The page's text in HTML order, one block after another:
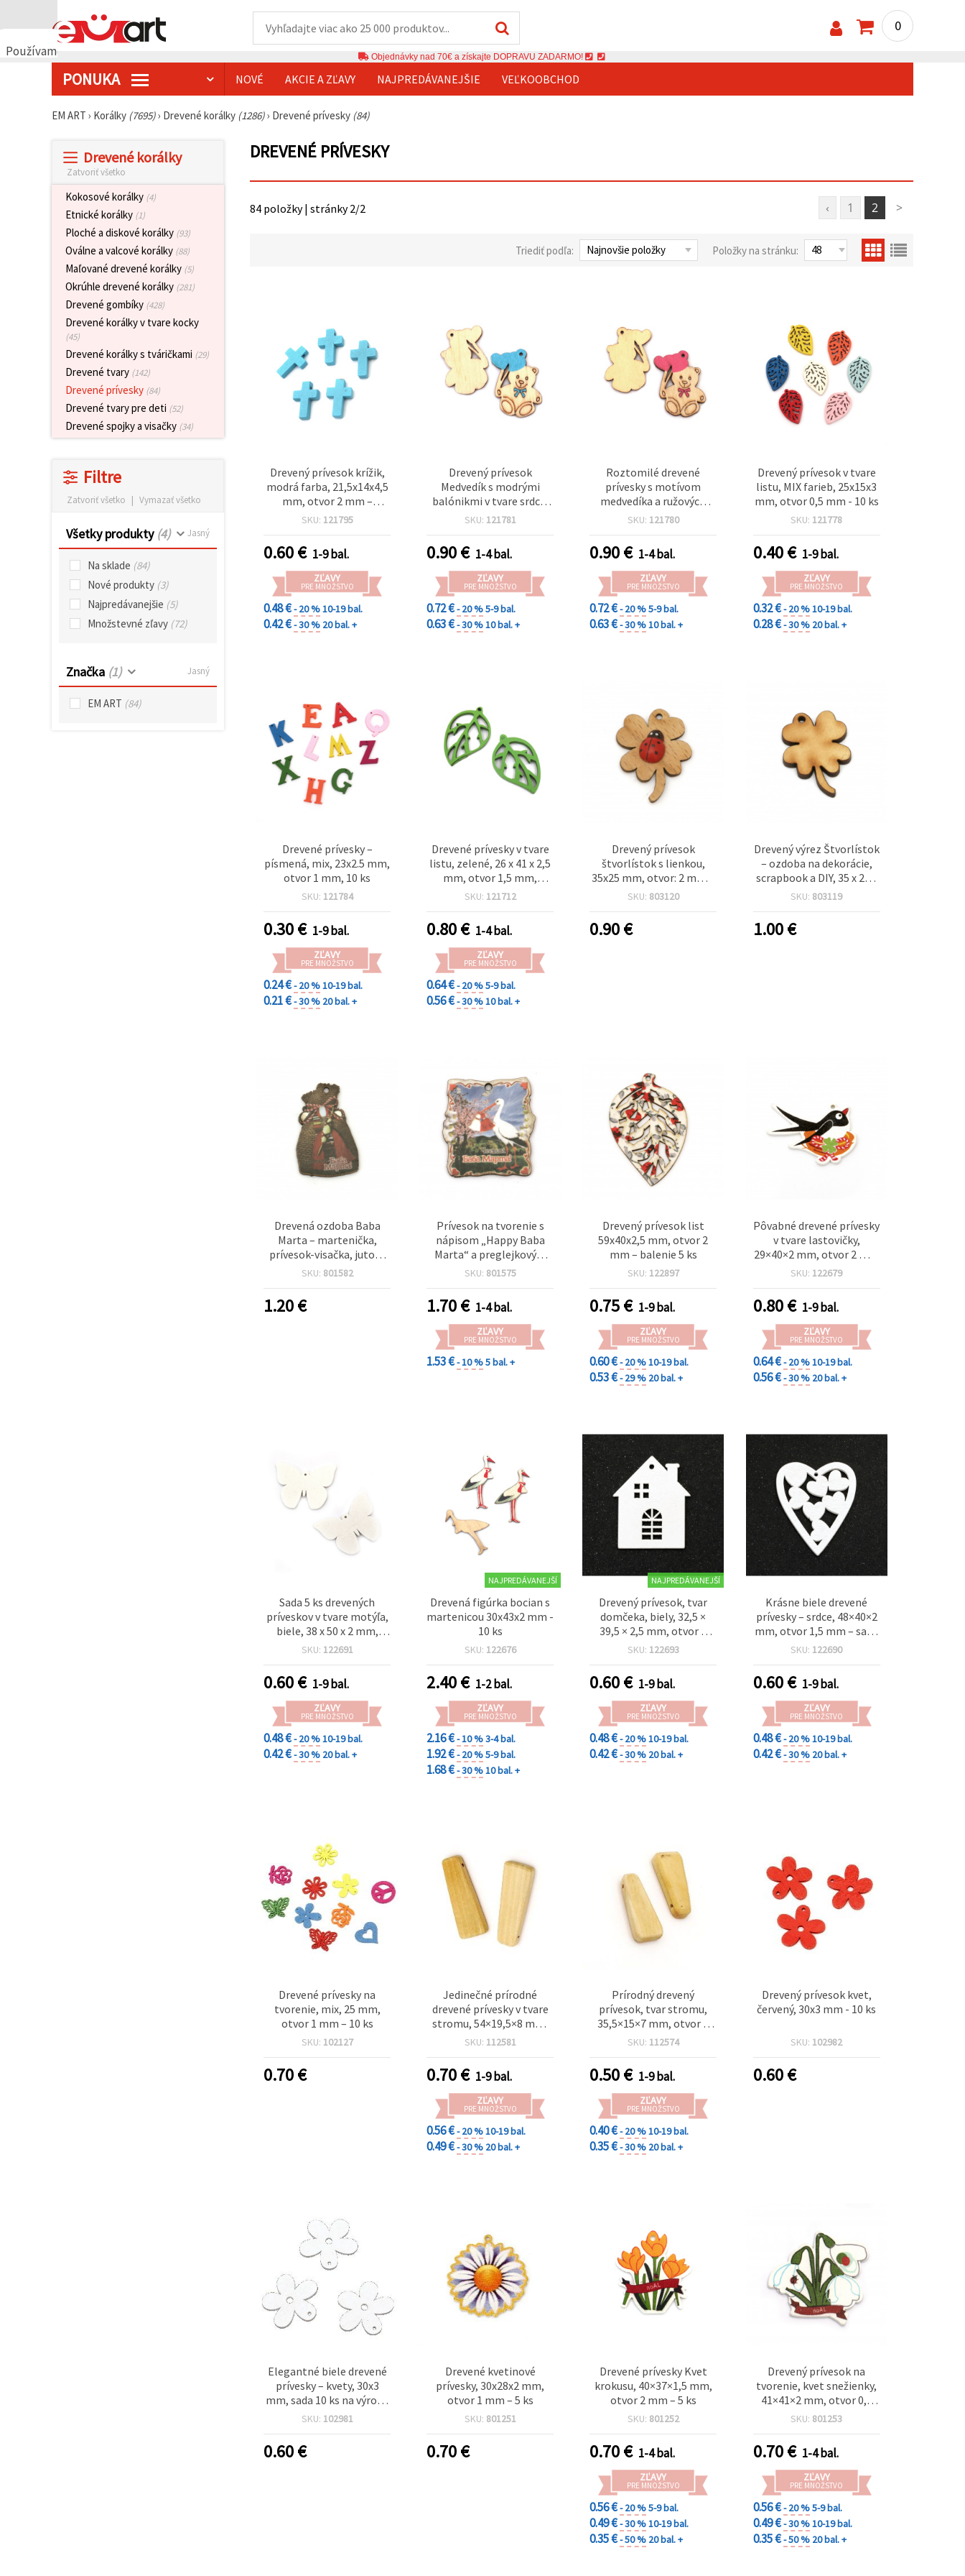
Používame
0
Objednávky nad 70€ a získajte DOPRAVU ZADARMO!
PONUKA NOVÉ AKCIE A ZĽAVY NAJPREDÁVANEJŠIE VEĽKOOBCHOD
EM ART › Korálky (7695)› Drevené korálky (1286)› Drevené prívesky (84)
Drevené korálky
Zatvoriť všetko
Kokosové korálky (4)
Etnické korálky (1)
Ploché a diskové korálky (93)
Oválne a valcové korálky (88)
Maľované drevené korálky (5)
Okrúhle drevené korálky (281)
Drevené gombíky (428)
Drevené korálky v tvare kocky
(45)
Drevené korálky s tváričkami (29)
Drevené tvary (142)
Drevené prívesky (84)
Drevené tvary pre deti (52)
Drevené spojky a visačky (34)
Filtre
Zatvoriť všetko | Vymazať všetko
Všetky produkty (4) Jasný
Na sklade (84)
Nové produkty (3)
Najpredávanejšie (5)
Množstevné zľavy (72)
Značka (1) Jasný
EM ART (84)
DREVENÉ PRÍVESKY
‹ 1 2 >
84 položky | stránky 2/2
Triediť podľa: Položky na stránku:
Drevený prívesok krížik,
modrá farba, 21,5x14x4,5
mm, otvor 2 mm –
balenie 10 ks
SKU: 121795
0.60€ 1-9 bal.
ZĽAVY
PRE MNOŽSTVO
0.48 €- 20 %10-19 bal.
0.42 €- 30 % 20 bal. +
Drevený prívesok
Medvedík s modrými
balónikmi v tvare srdca,
39x30x3 mm, otvor 1 mm
SKU: 121781
0.90€ 1-4 bal.
ZĽAVY
PRE MNOŽSTVO
0.72 €- 20 %5-9 bal.
0.63 €- 30 %10 bal. +
Roztomilé drevené
prívesky s motívom
medvedíka a ružových
srdcových balónikov, 39 ×
sada 10 ks na šperky a
kreatívne DIY projekty
SKU: 121780
0.90€ 1-4 bal.
ZĽAVY
PRE MNOŽSTVO
0.72 €- 20 %5-9 bal.
0.63 €- 30 %10 bal. +
Drevený prívesok v tvare
listu, MIX farieb, 25x15x3
mm, otvor 0,5 mm - 10 ks
SKU: 121778
0.40€ 1-9 bal.
ZĽAVY
PRE MNOŽSTVO
0.32 €- 20 %10-19 bal.
0.28 €- 30 % 20 bal. +
Drevené prívesky –
písmená, mix, 23x2.5 mm,
otvor 1 mm, 10 ks
SKU: 121784
0.30€ 1-9 bal.
ZĽAVY
PRE MNOŽSTVO
0.24 €- 20 %10-19 bal.
0.21 €- 30 % 20 bal. +
Drevené prívesky v tvare
listu, zelené, 26 x 41 x 2,5
mm, otvor 1,5 mm,
prelamovaný dizajn –
náušnice, náhrdelníky,
dekorácie a DIY
scrapbooking
SKU: 121712
0.80€ 1-4 bal.
ZĽAVY
PRE MNOŽSTVO
0.64 €- 20 %5-9 bal.
0.56 €- 30 %10 bal. +
Drevený prívesok
štvorlístok s lienkou,
35x25 mm, otvor: 2 mm –
5 ks
SKU: 803120
0.90€
Drevený výrez Štvorlístok
– ozdoba na dekorácie,
scrapbook a DIY, 35 x 25 x
3 mm, otvor 2 mm, 10 ks
SKU: 803119
1.00€
Drevená ozdoba Baba
Marta – martenička,
prívesok-visačka, jutové
vrecúško s vretenom,
Marta“, preglejka,
40×25×2 mm, otvor 2
SKU: 801582
1.20€
Prívesok na tvorenie s
nápisom „Happy Baba
Marta“ a preglejkovým
bocianom, 33×31×2 mm,
SKU: 801575
1.70€ 1-4 bal.
ZĽAVY
PRE MNOŽSTVO
1.53 €- 10 %5 bal. +
Drevený prívesok list
59x40x2,5 mm, otvor 2
mm – balenie 5 ks
SKU: 122897
0.75€ 1-9 bal.
ZĽAVY
PRE MNOŽSTVO
0.60 €- 20 %10-19 bal.
0.53 €- 29 % 20 bal. +
Pôvabné drevené prívesky
v tvare lastovičky,
29×40×2 mm, otvor 2 mm
– sada 10 elegantných ks
DIY projekty
SKU: 122679
0.80€ 1-9 bal.
ZĽAVY
PRE MNOŽSTVO
0.64 €- 20 %10-19 bal.
0.56 €- 30 % 20 bal. +
Sada 5 ks drevených
príveskov v tvare motýľa,
biele, 38 x 50 x 2 mm,
otvor 2 mm (na
scrapbooking,
decoupage, DIY)
SKU: 122691
0.60€ 1-9 bal.
ZĽAVY
PRE MNOŽSTVO
0.48 €- 20 %10-19 bal.
0.42 €- 30 % 20 bal. +
NAJPREDÁVANEJŠÍ
Drevená figúrka bocian s
martenicou 30x43x2 mm -
10 ks
SKU: 122676
2.40€ 1-2 bal.
ZĽAVY
PRE MNOŽSTVO
2.16 €- 10 %3-4 bal.
1.92 €- 20 %5-9 bal.
1.68 €- 30 %10 bal. +
NAJPREDÁVANEJŠÍ
Drevený prívesok, tvar
domčeka, biely, 32,5 ×
39,5 × 2,5 mm, otvor 2
mm – balenie 5 ks
SKU: 122693
0.60€ 1-9 bal.
ZĽAVY
PRE MNOŽSTVO
0.48 €- 20 %10-19 bal.
0.42 €- 30 % 20 bal. +
Krásne biele drevené
prívesky – srdce, 48×40×2
mm, otvor 1,5 mm – sada
5 ks na šperky a kreatívne
SKU: 122690
0.60€ 1-9 bal.
ZĽAVY
PRE MNOŽSTVO
0.48 €- 20 %10-19 bal.
0.42 €- 30 % 20 bal. +
Drevené prívesky na
tvorenie, mix, 25 mm,
otvor 1 mm – 10 ks
SKU: 102127
0.70€
Jedinečné prírodné
drevené prívesky v tvare
stromu, 54×19,5×8 mm,
otvor 3 mm – sada 2 ks na
handmade dekorácie
SKU: 112581
0.70€ 1-9 bal.
ZĽAVY
PRE MNOŽSTVO
0.56 €- 20 %10-19 bal.
0.49 €- 30 % 20 bal. +
Prírodný drevený
prívesok, tvar stromu,
35,5×15×7 mm, otvor 3
mm, farba dreva – 2 ks
SKU: 112574
0.50€ 1-9 bal.
ZĽAVY
PRE MNOŽSTVO
0.40 €- 20 %10-19 bal.
0.35 €- 30 % 20 bal. +
Drevený prívesok kvet,
červený, 30x3 mm - 10 ks
SKU: 102982
0.60€
Elegantné biele drevené
prívesky – kvety, 30x3
mm, sada 10 ks na výrobu
šperkov a kreatívne DIY
SKU: 102981
0.60€
Drevené kvetinové
prívesky, 30x28x2 mm,
otvor 1 mm – 5 ks
SKU: 801251
0.70€
Drevené prívesky Kvet
krokusu, 40×37×1,5 mm,
otvor 2 mm – 5 ks
SKU: 801252
0.70€ 1-4 bal.
ZĽAVY
PRE MNOŽSTVO
0.56 €- 20 %5-9 bal.
0.49 €- 30 %10-19 bal.
0.35 €- 50 % 20 bal. +
Drevený prívesok na
tvorenie, kvet snežienky,
41×41×2 mm, otvor 0,5
mm – balenie 5 ks
SKU: 801253
0.70€ 1-4 bal.
ZĽAVY
PRE MNOŽSTVO
0.56 €- 20 %5-9 bal.
0.49 €- 30 %10-19 bal.
0.35 €- 50 % 20 bal. +